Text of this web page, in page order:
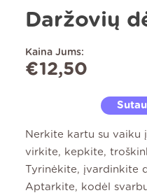
Daržovių
Kaina Jums:
€12,50
Nerkite kartu su vaiku
virkite, kepkite,
Tyrinėkite, įvardinkite
Aptarkite, kodėl